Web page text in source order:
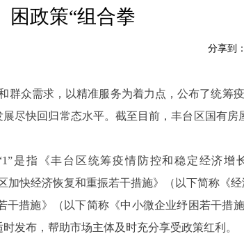
困政策“组合拳
分享到：
群众需求，以精准服务为着力点，公布了统筹
尽快回归常态水平。截至目前，丰台区国有房
指《丰台区统筹疫情防控和稳定经济增
加快经济恢复和重振若干措施》（以下简称《
措施》（以下简称《中小微企业纾困若干措
发布，帮助市场主体及时充分享受政策红利。